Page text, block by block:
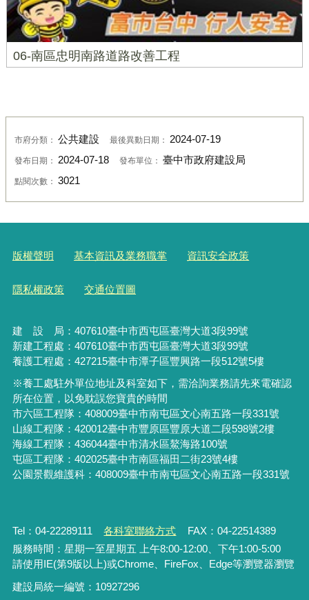
06-南區忠明南路道路改善工程
市府分類： 公共建設 最後異動日期： 2024-07-19
發布日期： 2024-07-18 發布單位： 臺中市政府建設局
點閱次數： 3021
版權聲明 基本資訊及業務職掌 資訊安全政策
隱私權政策 交通位置圖
建 設 局： 407610臺中市西屯區臺灣大道3段99號
新建工程處：407610臺中市西屯區臺灣大道3段99號
養護工程處：427215臺中市潭子區豐興路一段512號5樓
※養工處駐外單位地址及科室如下，需洽詢業務請先來電確認
所在位置，以免耽誤您寶貴的時間
市六區工程隊：408009臺中市南屯區文心南五路一段331號
山線工程隊：420012臺中市豐原區豐原大道二段598號2樓
海線工程隊：436044臺中市清水區鰲海路100號
屯區工程隊：402025臺中市南區福田二街23號4樓
公園景觀維護科：408009臺中市南屯區文心南五路一段331號
Tel：04-22289111 各科室聯絡方式
FAX：04-22514389
服務時間：星期一至星期五 上午8:00-12:00、下午1:00-5:00
請使用IE(第9版以上)或Chrome、FireFox、Edge等瀏覽器瀏覽
建設局統一編號：10927296